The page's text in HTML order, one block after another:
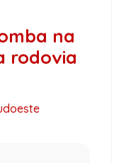
na
rodovia